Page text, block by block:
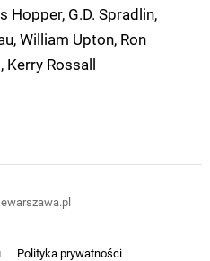
Hopper, G.D. Spradlin,
William Upton, Ron
Kerry Rossall
Polityka prywatności